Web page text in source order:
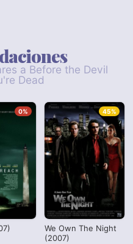
a Before the Devil
Dead
0%
We Own The Night
(2007)
45%